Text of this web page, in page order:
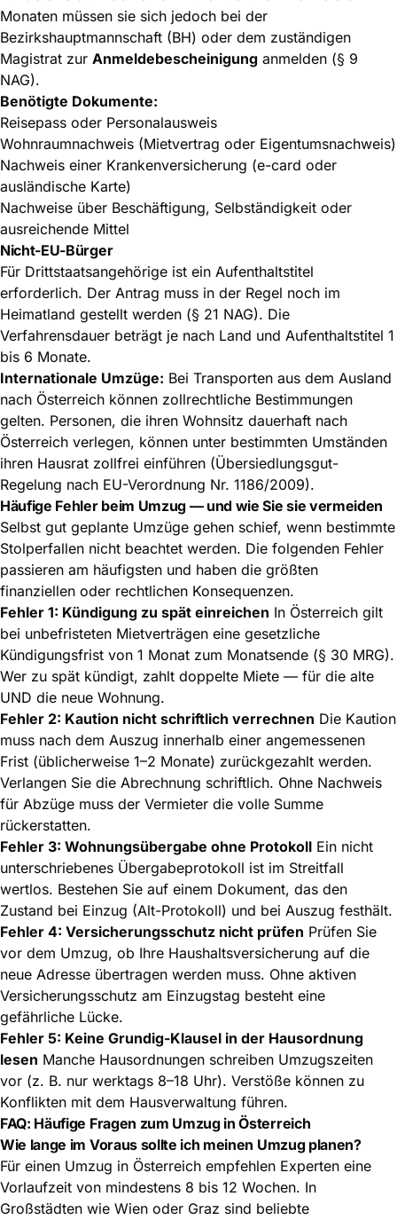
Monaten müssen sie sich jedoch bei der
Bezirkshauptmannschaft (BH) oder dem zuständigen
Magistrat zur Anmeldebescheinigung anmelden (§ 9
NAG).
Benötigte Dokumente:
Reisepass oder Personalausweis
Wohnraumnachweis (Mietvertrag oder Eigentumsnachweis)
Nachweis einer Krankenversicherung (e-card oder
ausländische Karte)
Nachweise über Beschäftigung, Selbständigkeit oder
ausreichende Mittel
Nicht-EU-Bürger
Für Drittstaatsangehörige ist ein Aufenthaltstitel
erforderlich. Der Antrag muss in der Regel noch im
Heimatland gestellt werden (§ 21 NAG). Die
Verfahrensdauer beträgt je nach Land und Aufenthaltstitel 1
bis 6 Monate.
Internationale Umzüge: Bei Transporten aus dem Ausland
nach Österreich können zollrechtliche Bestimmungen
gelten. Personen, die ihren Wohnsitz dauerhaft nach
Österreich verlegen, können unter bestimmten Umständen
ihren Hausrat zollfrei einführen (Übersiedlungsgut-
Regelung nach EU-Verordnung Nr. 1186/2009).
Häufige Fehler beim Umzug — und wie Sie sie vermeiden
Selbst gut geplante Umzüge gehen schief, wenn bestimmte
Stolperfallen nicht beachtet werden. Die folgenden Fehler
passieren am häufigsten und haben die größten
finanziellen oder rechtlichen Konsequenzen.
Fehler 1: Kündigung zu spät einreichen In Österreich gilt
bei unbefristeten Mietverträgen eine gesetzliche
Kündigungsfrist von 1 Monat zum Monatsende (§ 30 MRG).
Wer zu spät kündigt, zahlt doppelte Miete — für die alte
UND die neue Wohnung.
Fehler 2: Kaution nicht schriftlich verrechnen Die Kaution
muss nach dem Auszug innerhalb einer angemessenen
Frist (üblicherweise 1–2 Monate) zurückgezahlt werden.
Verlangen Sie die Abrechnung schriftlich. Ohne Nachweis
für Abzüge muss der Vermieter die volle Summe
rückerstatten.
Fehler 3: Wohnungsübergabe ohne Protokoll Ein nicht
unterschriebenes Übergabeprotokoll ist im Streitfall
wertlos. Bestehen Sie auf einem Dokument, das den
Zustand bei Einzug (Alt-Protokoll) und bei Auszug festhält.
Fehler 4: Versicherungsschutz nicht prüfen Prüfen Sie
vor dem Umzug, ob Ihre Haushaltsversicherung auf die
neue Adresse übertragen werden muss. Ohne aktiven
Versicherungsschutz am Einzugstag besteht eine
gefährliche Lücke.
Fehler 5: Keine Grundig-Klausel in der Hausordnung
lesen Manche Hausordnungen schreiben Umzugszeiten
vor (z. B. nur werktags 8–18 Uhr). Verstöße können zu
Konflikten mit dem Hausverwaltung führen.
FAQ: Häufige Fragen zum Umzug in Österreich
Wie lange im Voraus sollte ich meinen Umzug planen?
Für einen Umzug in Österreich empfehlen Experten eine
Vorlaufzeit von mindestens 8 bis 12 Wochen. In
Großstädten wie Wien oder Graz sind beliebte